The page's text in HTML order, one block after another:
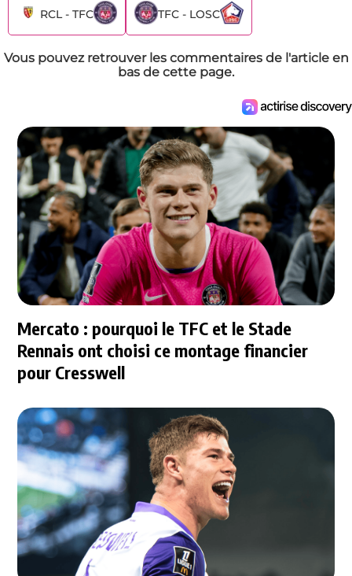
RCL - TFC TFC - LOSC
Vous pouvez retrouver les commentaires de l'article en
bas de cette page.
Mercato : pourquoi le TFC et le Stade
Rennais ont choisi ce montage financier
pour Cresswell